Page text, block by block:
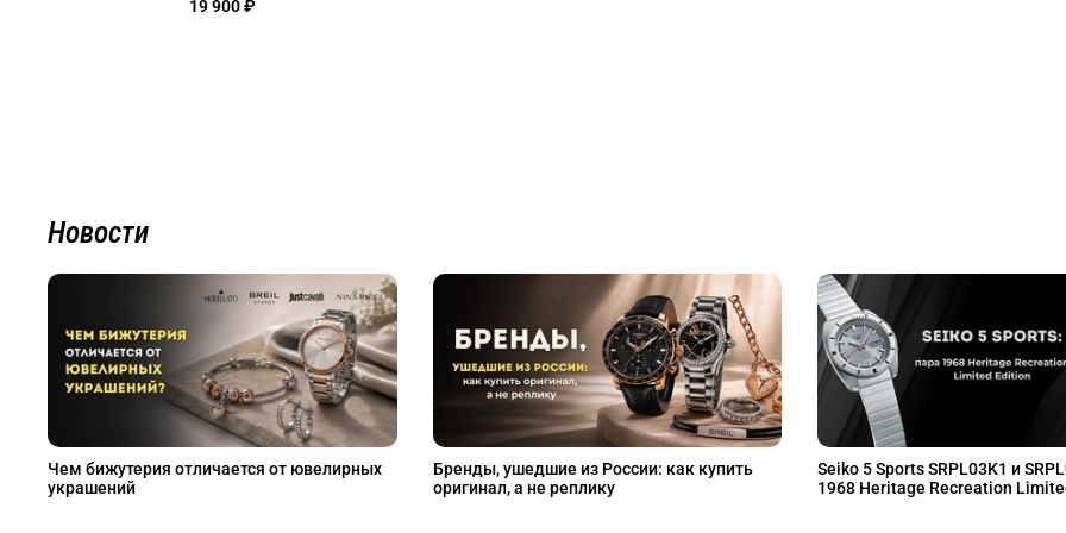
19 900 ₽
Новости
Чем бижутерия отличается от ювелирных
украшений
Бренды, ушедшие из России: как купить
оригинал, а не реплику
Seiko 5 Sports SRPL03K1 и
1968 Heritage Recreation